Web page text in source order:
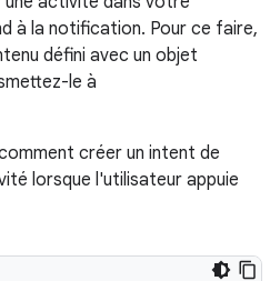
à la notification. Pour ce faire,
défini avec un objet
le à
créer un intent de
lorsque l'utilisateur appuie